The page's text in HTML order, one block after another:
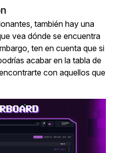
también hay una
vea dónde se encuentra
ten en cuenta que si
acabar en la tabla de
con aquellos que